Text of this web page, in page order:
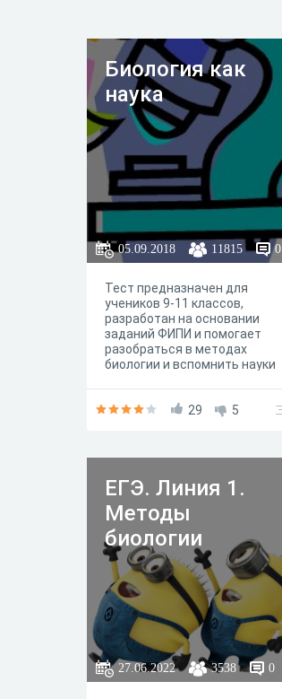
Биология как
наука
05.09.2018 11815 0
Тест предназначен для
учеников 9-11 классов,
разработан на основании
заданий ФИПИ и помогает
разобраться в методах
биологии и вспомнить науки
29
5
ЕГЭ. Линия 1.
Методы
биологии
27.06.2022 3538 0